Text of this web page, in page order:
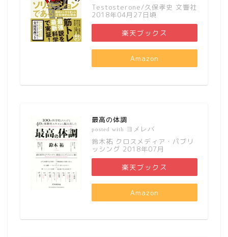
Testosterone/久保孝史 文響社
2018年04月27日頃
楽天ブックス
Amazon
最高の体調
posted with ヨメレバ
鈴木祐 クロスメディア・パブリ
ッシング 2018年07月
楽天ブックス
Amazon